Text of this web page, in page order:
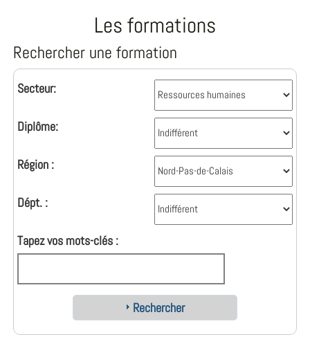
Les formations
Rechercher une formation
Secteur:
Diplôme:
Région :
Dépt. :
Tapez vos mots-clés :
Rechercher